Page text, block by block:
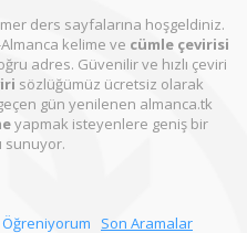
ders sayfalarına hoşgeldiniz.
kelime ve cümle çevirisi
adres. Güvenilir ve hızlı çeviri
sözlüğümüz ücretsiz olarak
gün yenilenen almanca.tk
yapmak isteyenlere geniş bir
sunuyor.
Son Aramalar